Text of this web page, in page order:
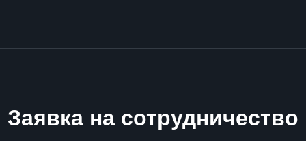
Заявка на сотрудничество